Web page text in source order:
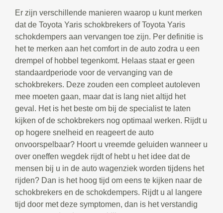
Er zijn verschillende manieren waarop u kunt merken
dat de Toyota Yaris schokbrekers of Toyota Yaris
schokdempers aan vervangen toe zijn. Per definitie is
het te merken aan het comfort in de auto zodra u een
drempel of hobbel tegenkomt. Helaas staat er geen
standaardperiode voor de vervanging van de
schokbrekers. Deze zouden een compleet autoleven
mee moeten gaan, maar dat is lang niet altijd het
geval. Het is het beste om bij de specialist te laten
kijken of de schokbrekers nog optimaal werken. Rijdt u
op hogere snelheid en reageert de auto
onvoorspelbaar? Hoort u vreemde geluiden wanneer u
over oneffen wegdek rijdt of hebt u het idee dat de
mensen bij u in de auto wagenziek worden tijdens het
rijden? Dan is het hoog tijd om eens te kijken naar de
schokbrekers en de schokdempers. Rijdt u al langere
tijd door met deze symptomen, dan is het verstandig